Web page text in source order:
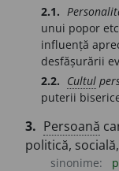
2.1.
unui popor
influență
desfășurării
2.2. Cultul
puterii
3. Persoană
politică,
sinonime: